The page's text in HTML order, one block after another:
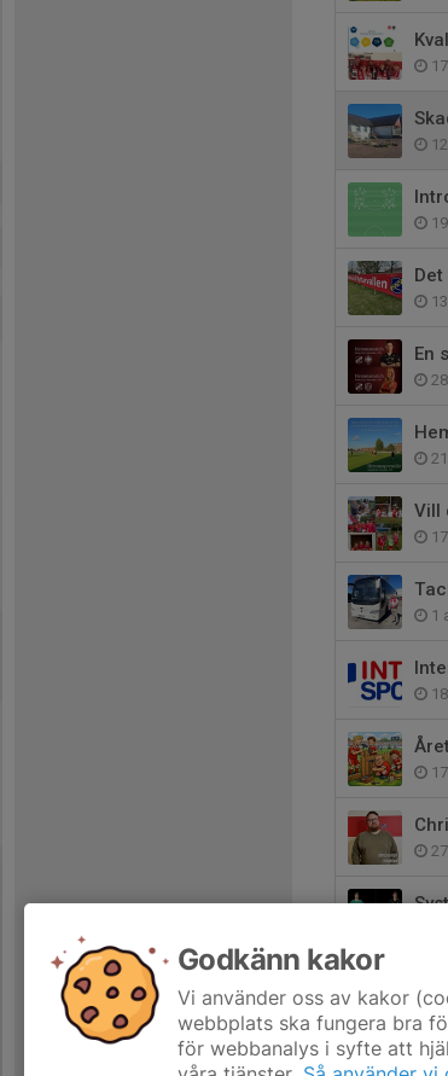
En
Vill
1
3
Godkänn kakor
Vi använder oss av kakor
webbplats ska fungera bra
för webbanalys i syfte att